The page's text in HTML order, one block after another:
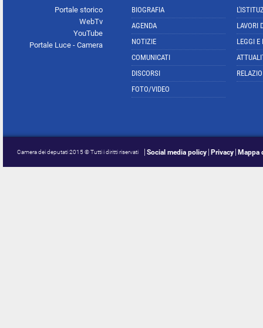
Portale storico
WebTv
YouTube
Portale Luce - Camera
BIOGRAFIA
AGENDA
NOTIZIE
COMUNICATI
DISCORSI
FOTO/VIDEO
LAVORI
LEGGI E
Camera dei deputati 2015 © Tutti i diritti riservati Social media policy Privacy Mappa